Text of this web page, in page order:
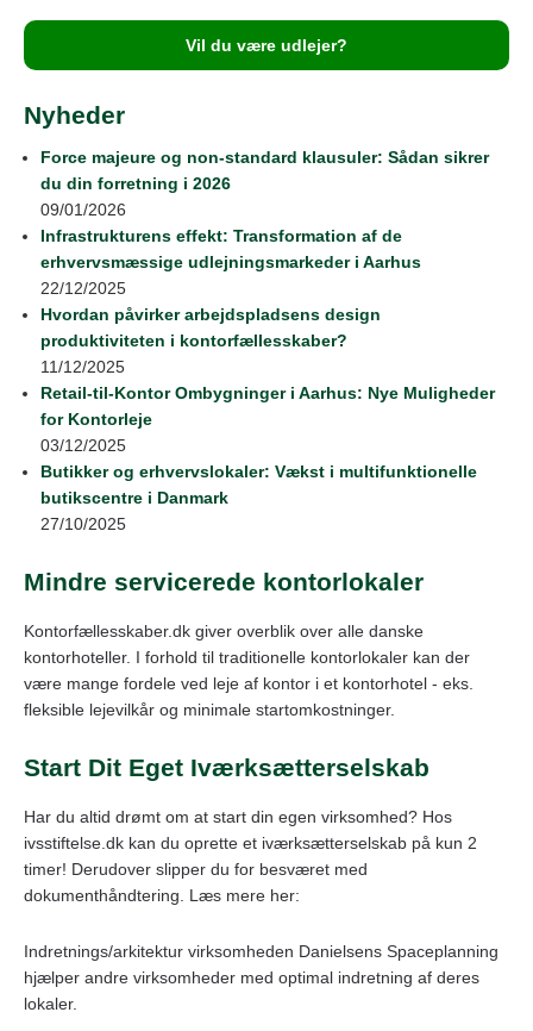
Vil du være udlejer?
Nyheder
Force majeure og non-standard klausuler: Sådan sikrer
du din forretning i 2026
09/01/2026
Infrastrukturens effekt: Transformation af de
erhvervsmæssige udlejningsmarkeder i Aarhus
22/12/2025
Hvordan påvirker arbejdspladsens design
produktiviteten i kontorfællesskaber?
11/12/2025
Retail‑til‑Kontor Ombygninger i Aarhus: Nye Muligheder
for Kontorleje
03/12/2025
Butikker og erhvervslokaler: Vækst i multifunktionelle
butikscentre i Danmark
27/10/2025
Mindre servicerede kontorlokaler
Kontorfællesskaber.dk giver overblik over alle danske
kontorhoteller. I forhold til traditionelle kontorlokaler kan der
være mange fordele ved leje af kontor i et kontorhotel - eks.
fleksible lejevilkår og minimale startomkostninger.
Start Dit Eget Iværksætterselskab
Har du altid drømt om at start din egen virksomhed? Hos
ivsstiftelse.dk kan du oprette et iværksætterselskab på kun 2
timer! Derudover slipper du for besværet med
dokumenthåndtering. Læs mere her:
Indretnings/arkitektur virksomheden Danielsens Spaceplanning
hjælper andre virksomheder med optimal indretning af deres
lokaler.